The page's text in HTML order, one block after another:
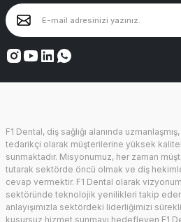
F1 Dental, diş sağlığı alanında
tedarikçi olarak müşterilerine yüksek
sunmaktadır. Misyonumuz, her zaman
tutarak sektörde öncü olmak ve diş
cevap vermektir. F1 Dental olarak
sektöründe teknolojik yenilikleri takip
anlayışımızla sektördeki liderliğimizi
kusursuz hizmet sunmayı hedefleyen F1